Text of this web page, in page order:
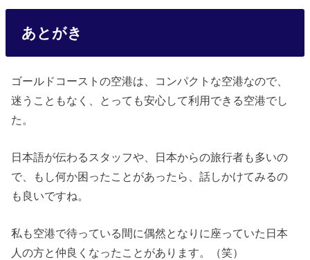
あとがき
ゴールドコーストの空港は、コンパクトな空港なので、
迷うこともなく、とっても安心して利用できる空港でし
た。
日本語が伝わるスタッフや、日本からの旅行者も多いの
で、もし何か困ったことがあったら、話しかけてみるの
も良いですね。
私も空港で待っている間に偶然となりに座っていた日本
人の方と仲良くなったことがあります。（笑）